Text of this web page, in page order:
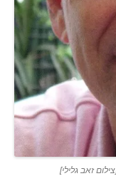
זאב גלילי]